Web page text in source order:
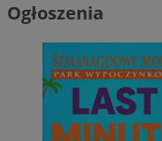
Ogłoszenia